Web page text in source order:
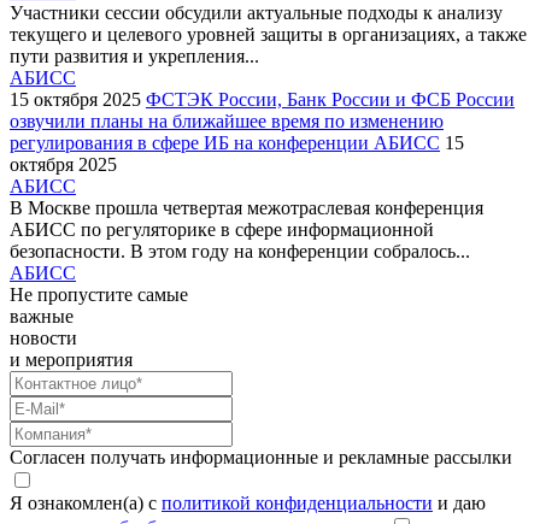
Участники сессии обсудили актуальные подходы к анализу
текущего и целевого уровней защиты в организациях, а также
пути развития и укрепления...
АБИСС
15 октября 2025 ФСТЭК России, Банк России и ФСБ России
озвучили планы на ближайшее время по изменению
регулирования в сфере ИБ на конференции АБИСС 15
октября 2025
АБИСС
В Москве прошла четвертая межотраслевая конференция
АБИСС по регуляторике в сфере информационной
безопасности. В этом году на конференции собралось...
АБИСС
Не пропустите самые
важные
новости
и мероприятия
Согласен получать информационные и рекламные рассылки
Я ознакомлен(а) с политикой конфиденциальности и даю